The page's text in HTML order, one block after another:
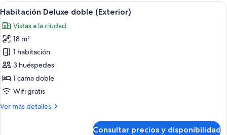
Abrir
todas
las
fotos
de
Habitación
Deluxe
doble
(Exterior)
Una cama bien tendida con sábanas
7
Habitación Deluxe doble (Exterior)
Vistas a la ciudad
18 m²
1 habitación
3 huéspedes
1 cama doble
Wifi gratis
Ver más detalles
Más
Consultar precios y disponibilidad